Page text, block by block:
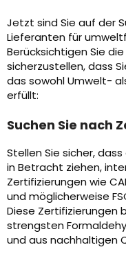
Jetzt sind Sie auf der
Lieferanten für
Berücksichtigen Sie
sicherzustellen, dass
das sowohl Umwelt-
erfüllt:
Suchen Sie nach
Stellen Sie sicher,
in Betracht ziehen,
Zertifizierungen wie
und möglicherweise
Diese Zertifizierungen
strengsten
und aus nachhaltigen